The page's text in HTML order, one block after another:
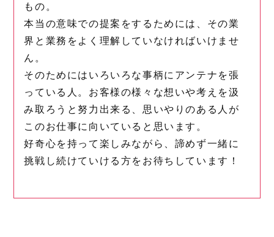
もの。
本当の意味での提案をするためには、その業
界と業務をよく理解していなければいけませ
ん。
そのためにはいろいろな事柄にアンテナを張
っている人。お客様の様々な想いや考えを汲
み取ろうと努力出来る、思いやりのある人が
このお仕事に向いていると思います。
好奇心を持って楽しみながら、諦めず一緒に
挑戦し続けていける方をお待ちしています！